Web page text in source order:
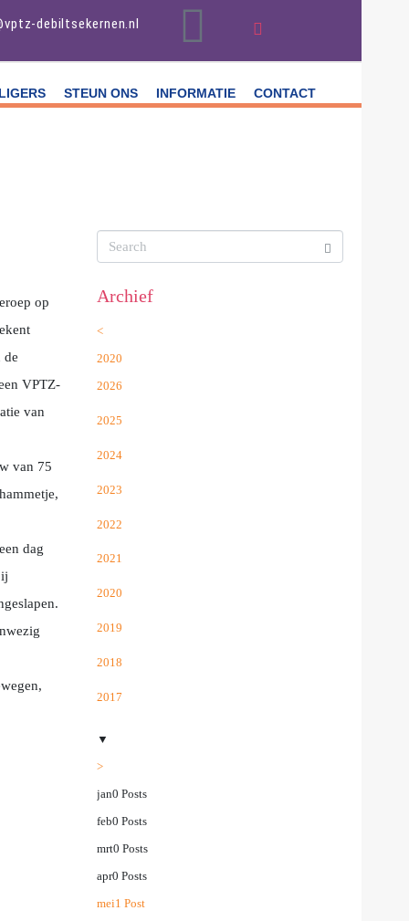
debiltsekernen.nl
STEUN ONS INFORMATIE CONTACT
op
de
VPTZ-
van
van 75
dag
Archief
<
2020
2026
2025
2024
2023
2022
2021
2020
2019
2018
2017
▼
>
jan0 Posts
feb0 Posts
mrt0 Posts
apr0 Posts
mei1 Post